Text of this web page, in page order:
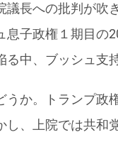
議長への批判が
息子政権１期目
中、ブッシュ支
うか。トランプ
し、上院では共